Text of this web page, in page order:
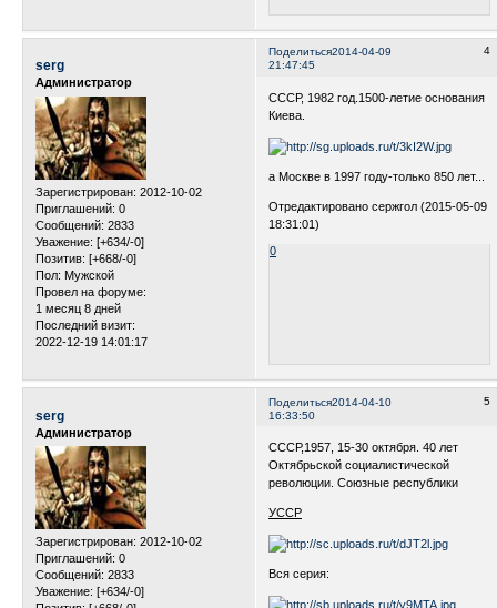
Поделиться 4
2014-04-09
21:47:45
serg
Администратор
Зарегистрирован: 2012-10-02
Приглашений: 0
Сообщений: 2833
Уважение: [+634/-0]
Позитив: [+668/-0]
Пол: Мужской
Провел на форуме:
1 месяц 8 дней
Последний визит:
2022-12-19 14:01:17
СССР, 1982 год.1500-летие основания
Киева.
а Москве в 1997 году-только 850 лет...
Отредактировано сержгол (2015-05-09
18:31:01)
0
Поделиться 5
2014-04-10
16:33:50
serg
Администратор
Зарегистрирован: 2012-10-02
Приглашений: 0
Сообщений: 2833
Уважение: [+634/-0]
СССР,1957, 15-30 октября. 40 лет
Октябрьской социалистической
революции. Союзные республики
УССР
Вся серия: